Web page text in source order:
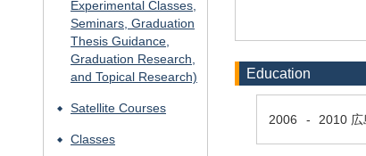
Experimental Classes,
Seminars, Graduation
Thesis Guidance,
Graduation Research,
and Topical Research)
◆ Satellite Courses
◆ Classes
Education
2006 - 2010